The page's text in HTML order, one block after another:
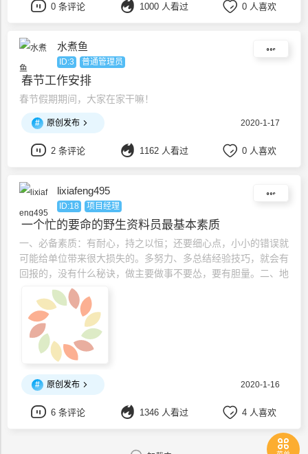
0 条评论 1000 人看过 0 人喜欢
水煮鱼
ID:3 普通管理员
春节工作安排
春节假期期间，大家在家干嘛！
# 原创发布 2020-1-17
2 条评论 1162 人看过 0 人喜欢
lixiafeng495
ID:18 项目经理
一个忙的要命的野生资料员最基本素质
一、必备素质：有耐心，持之以恒；还要细心点，小小的错误就
可能给单位带来很大损失的。多努力、多总结经验技巧，就会有
回报的，没有什么秘诀，做主要做事不要怂，要有胆量。二、地
域差异：1、每个工程开工前要到当地的档案馆了解当地工程归
档要求，取一份工程资料归档目录。有时一个省不同的市归档目
录的顺序和详细不一样。2、如果条件允许尽可能联系上当地的
一些在建项目的资料员，去当地在建项目资料员工地观摩一下，
实体感受
# 原创发布 2020-1-16
6 条评论 1346 人看过 4 人喜欢